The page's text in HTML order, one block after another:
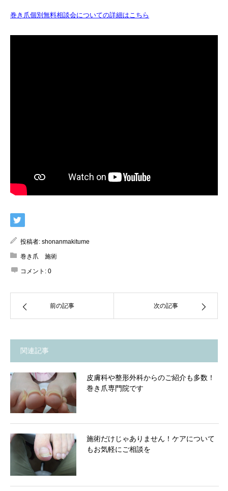
巻き爪個別無料相談会についての詳細はこちら
投稿者: shonanmakitume
巻き爪 施術
コメント: 0
前の記事 次の記事
関連記事
皮膚科や整形外科からのご紹介も多数！
巻き爪専門院です
施術だけじゃありません！ケアについて
もお気軽にご相談を